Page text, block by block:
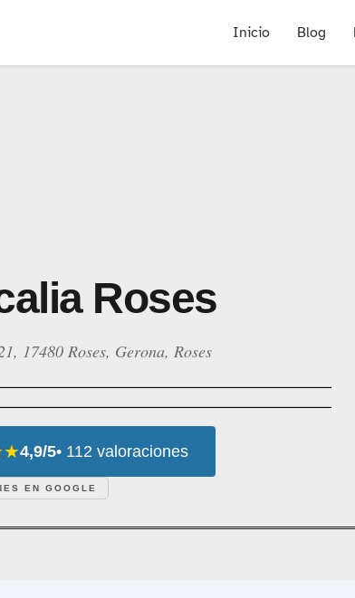
Inicio Blog
Roses
17480 Roses, Gerona, Roses
4,9/5• 112 valoraciones
EN GOOGLE